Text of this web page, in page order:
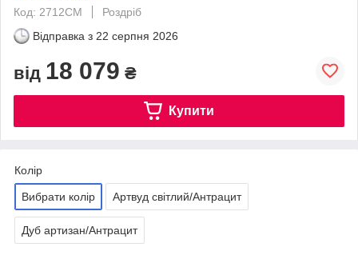
Код: 2712СМ
Роздріб
Відправка з 22 серпня 2026
від 18 079 ₴
Купити
Колір
Вибрати колір Артвуд світлий/Антрацит
Дуб артизан/Антрацит